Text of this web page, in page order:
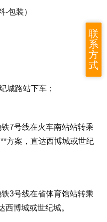
-包装）
城路站下车；
7号线在火车南站站转乘
方案，直达西博城或世纪
3号线在省体育馆站转乘
西博城或世纪城。
联
系
方
式